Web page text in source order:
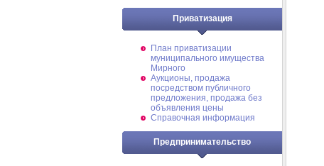
Приватизация
План приватизации
муниципального имущества
Мирного
Аукционы, продажа
посредством публичного
предложения, продажа без
объявления цены
Справочная информация
Предпринимательство